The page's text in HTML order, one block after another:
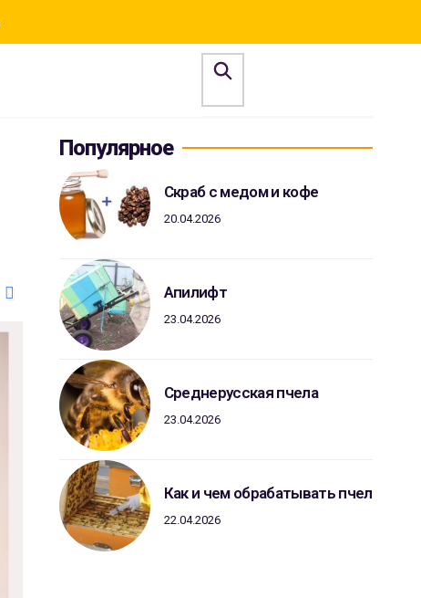
Популярное
Скраб с медом и кофе
20.04.2026
Апилифт
23.04.2026
Среднерусская пчела
23.04.2026
Как и чем обрабатывать пчел
22.04.2026